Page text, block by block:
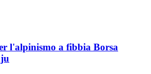
l'alpinismo a fibbia Borsa